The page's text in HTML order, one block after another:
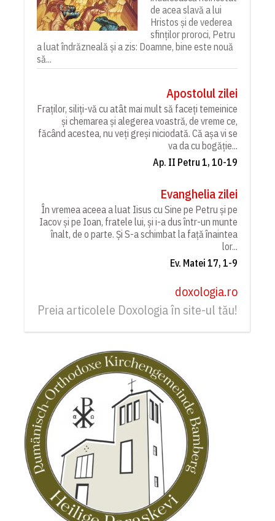
de acea slavă a lui
Hristos și de vederea
sfinților proroci, Petru
a luat îndrăzneală și a zis: Doamne, bine este nouă
să...
Apostolul zilei
Fraților, siliți-vă cu atât mai mult să faceți temeinice
și chemarea și alegerea voastră, de vreme ce,
făcând acestea, nu veți greși niciodată. Că așa vi se
va da cu bogăție...
Ap. II Petru 1, 10-19
Evanghelia zilei
În vremea aceea a luat Iisus cu Sine pe Petru și pe
Iacov și pe Ioan, fratele lui, și i-a dus într-un munte
înalt, de o parte. Și S-a schimbat la față înaintea
lor...
Ev. Matei 17, 1-9
doxologia.ro
Preia articolele Doxologia în site-ul tău!